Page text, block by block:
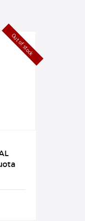
Out of stock